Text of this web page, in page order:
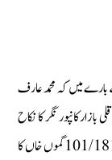
بارے میں کہ محمد عارف
نمبر 80/07 لاٹوس روڈ قلی بازار کانپور نگر کا نکاح
مسنونہ علیشہ نظامی بنت آصف نظامی مرحوم (ساکن مکان نمبر 101/181 گموں خاں کا